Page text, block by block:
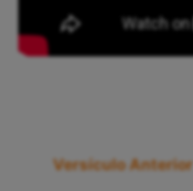
Versículo Anterior